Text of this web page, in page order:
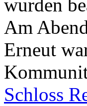
wurden
Am
Erneut
Schloss